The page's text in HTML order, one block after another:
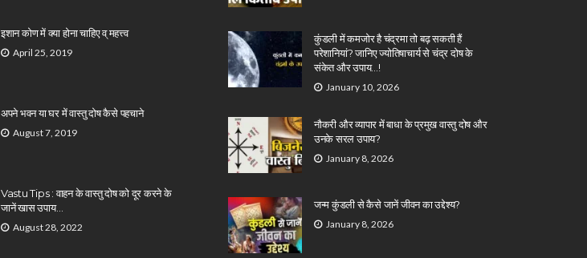
इशान कोण में क्या होना चाहिए व् महत्त्व
April 25, 2019
अपने भवन या घर में वास्तु दोष कैसे पहचाने
August 7, 2019
Vastu Tips : वाहन के वास्तु दोष को दूर करने के
जानें खास उपाय…
August 28, 2022
कुंडली में कमजोर है चंद्रमा तो बढ़ सकती हैं
परेशानियां? जानिए ज्योतिषाचार्य से चंद्र दोष के
संकेत और उपाय…!
January 10, 2026
नौकरी और व्यापार में बाधा के प्रमुख वास्तु दोष और
उनके सरल उपाय?
January 8, 2026
जन्म कुंडली से कैसे जानें जीवन का उद्देश्य?
January 8, 2026